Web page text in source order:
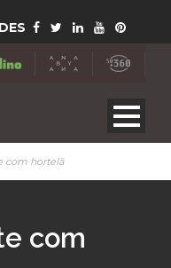
com hortelã
com